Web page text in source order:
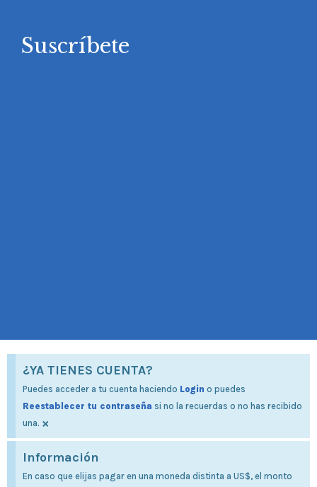
Suscríbete
¿YA TIENES CUENTA?
Puedes acceder a tu cuenta haciendo Login o puedes
Reestablecer tu contraseña si no la recuerdas o no has recibido
una. ×
Información
En caso que elijas pagar en una moneda distinta a US$, el monto